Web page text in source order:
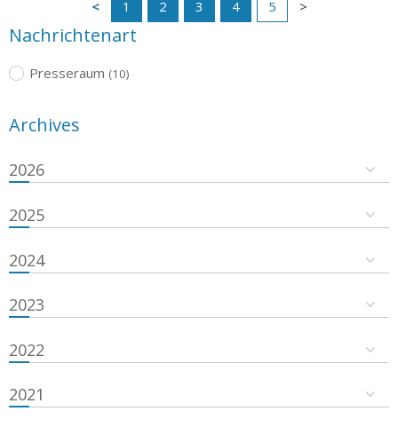
1 2 3 4 5
Nachrichtenart
Presseraum (10)
Archives
2026
2025
2024
2023
2022
2021